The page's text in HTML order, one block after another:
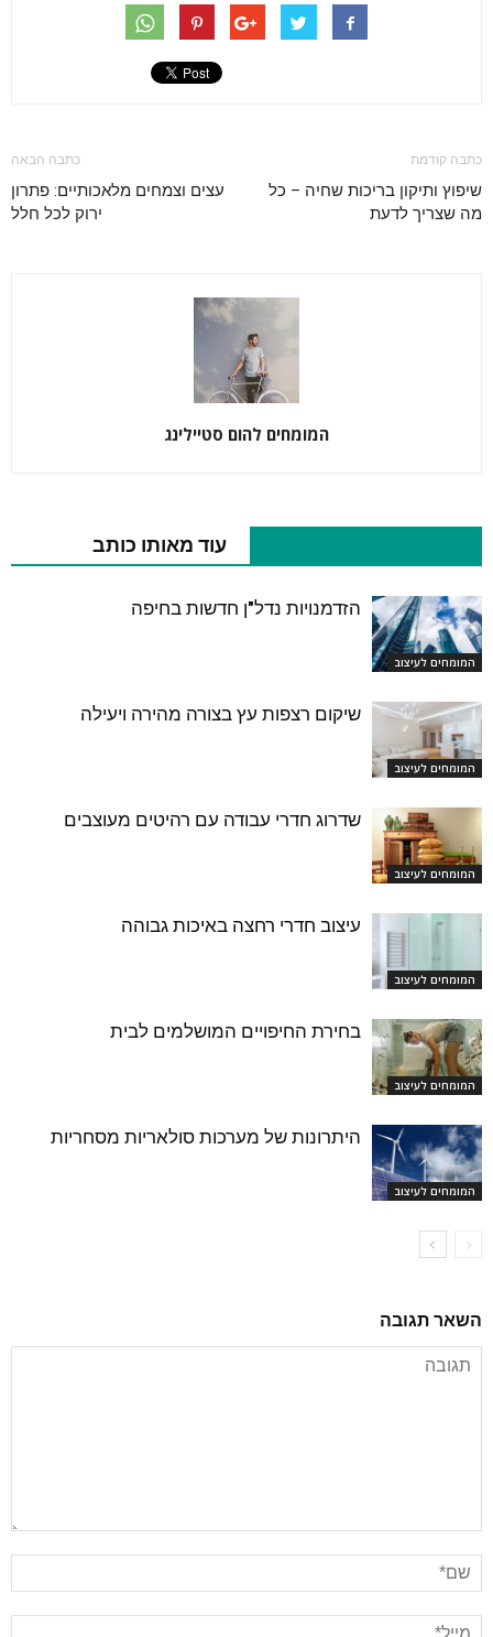
כתבה קודמת
שיפוץ ותיקון בריכות שחיה – כל
מה שצריך לדעת
כתבה הבאה
עצים וצמחים מלאכותיים: פתרון
ירוק לכל חלל
המומחים להום סטיילינג
עוד מאותו כותב
המומחים לעיצוב
הזדמנויות נדל"ן חדשות בחיפה
המומחים לעיצוב
שיקום רצפות עץ בצורה מהירה ויעילה
המומחים לעיצוב
שדרוג חדרי עבודה עם רהיטים מעוצבים
המומחים לעיצוב
עיצוב חדרי רחצה באיכות גבוהה
המומחים לעיצוב
בחירת החיפויים המושלמים לבית
המומחים לעיצוב
היתרונות של מערכות סולאריות מסחריות
השאר תגובה